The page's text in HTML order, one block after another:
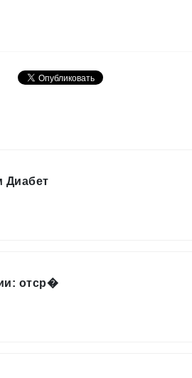
Диабет
отср�